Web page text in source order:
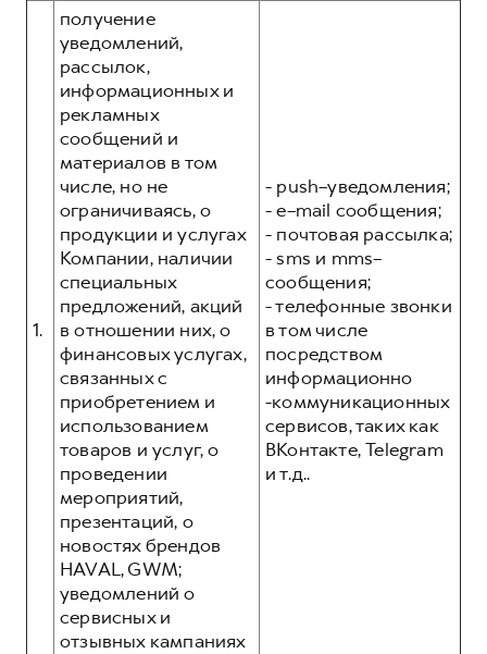
от 3 449 000 ₽
Корпоративным клиентам
Крупным корпоративным клиентам
Система управления автопарком
Сервис для корпоративных клиентов
HAVAL Лизинг
АКСЕССУАРЫ HAVAL
Автомобильные аксессуары
Коллекция CITY
Коллекция Базовая
Коллекция Детская
Программа «HAVAL Защита+»
Руководства по эксплуатации
Подписки
АКСЕССУАРЫ HAVAL
Автомобильные аксессуары
Коллекция CITY
Коллекция Базовая
Коллекция Детская
1.
получение
уведомлений,
рассылок,
информационных и
рекламных
сообщений и
материалов в том
числе, но не
ограничиваясь, о
продукции и услугах
Компании, наличии
специальных
предложений, акций
в отношении них, о
финансовых услугах,
связанных с
приобретением и
использованием
товаров и услуг, о
проведении
мероприятий,
презентаций, о
новостях брендов
HAVAL, GWM;
уведомлений о
сервисных и
отзывных кампаниях
- push–уведомления;
- e–mail сообщения;
- почтовая рассылка;
- sms и mms–
сообщения;
- телефонные звонки
в том числе
посредством
информационно
-коммуникационных
сервисов, таких как
ВКонтакте, Telegram
и т.д..